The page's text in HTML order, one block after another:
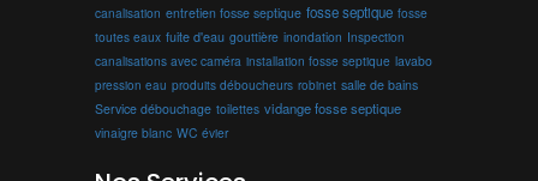
canalisation entretien fosse septique fosse septique fosse
toutes eaux fuite d'eau gouttière inondation Inspection
canalisations avec caméra installation fosse septique lavabo
pression eau produits déboucheurs robinet salle de bains
Service débouchage toilettes vidange fosse septique
vinaigre blanc WC évier